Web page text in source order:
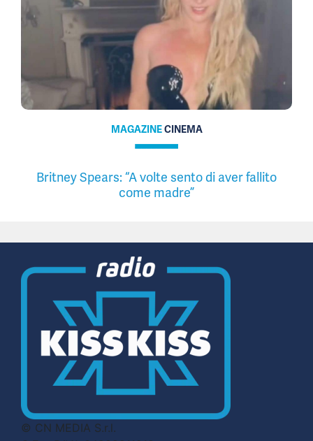
MAGAZINECINEMA
Britney Spears: “A volte sento di aver fallito
come madre”
© CN MEDIA S.r.l.